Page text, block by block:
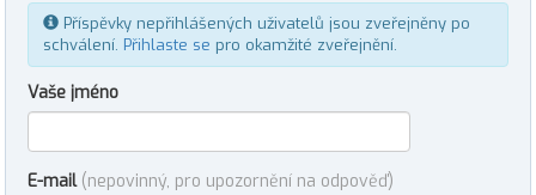
Příspěvky nepřihlášených uživatelů jsou zveřejněny po
schválení. Přihlaste se pro okamžité zveřejnění.
Vaše jméno
E-mail (nepovinný, pro upozornění na odpověď)